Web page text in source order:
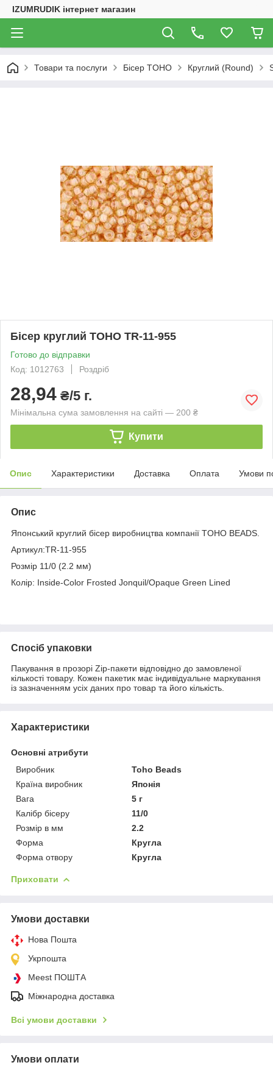
IZUMRUDIK інтернет магазин
Товари та послуги Бісер TOHO Круглий (Round)
Бісер круглий TOHO TR-11-955
Готово до відправки
Код: 1012763
Роздріб
28,94 ₴/5 г.
Мінімальна сума замовлення на сайті — 200 ₴
Купити
Опис Характеристики Доставка Оплата Умови
Опис
Японський круглий бісер виробництва компанії TOHO BEADS.
Артикул:TR-11-955
Розмір 11/0 (2.2 мм)
Колір: Inside-Color Frosted Jonquil/Opaque Green Lined
Спосіб упаковки
Пакування в прозорі Zip-пакети відповідно до замовленої
кількості товару. Кожен пакетик має індивідуальне маркування
із зазначенням усіх даних про товар та його кількість.
Характеристики
Основні атрибути
Виробник
Toho Beads
Країна виробник
Японія
Вага
5 г
Калібр бісеру
11/0
Розмір в мм
2.2
Форма
Кругла
Форма отвору
Кругла
Приховати
Умови доставки
Нова Пошта
Укрпошта
Meest ПОШТА
Міжнародна доставка
Всі умови доставки
Умови оплати